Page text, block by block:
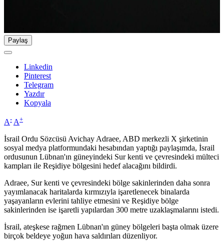
Paylaş
Linkedin
Pinterest
Telegram
Yazdır
Kopyala
A- A+
İsrail Ordu Sözcüsü Avichay Adraee, ABD merkezli X şirketinin
sosyal medya platformundaki hesabından yaptığı paylaşımda, İsrail
ordusunun Lübnan'ın güneyindeki Sur kenti ve çevresindeki mülteci
kampları ile Reşidiye bölgesini hedef alacağını bildirdi.
Adraee, Sur kenti ve çevresindeki bölge sakinlerinden daha sonra
yayımlanacak haritalarda kırmızıyla işaretlenecek binalarda
yaşayanların evlerini tahliye etmesini ve Reşidiye bölge
sakinlerinden ise işaretli yapılardan 300 metre uzaklaşmalarını istedi.
İsrail, ateşkese rağmen Lübnan'ın güney bölgeleri başta olmak üzere
birçok beldeye yoğun hava saldırıları düzenliyor.